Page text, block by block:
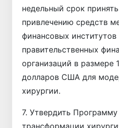
недельный срок
привлечению средств
финансовых
правительственных
организаций в размере
долларов США для
хирургии.
7. Утвердить
трансформации